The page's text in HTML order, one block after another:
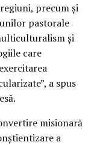
precum și
pastorale
și
care
a spus
misionară
a